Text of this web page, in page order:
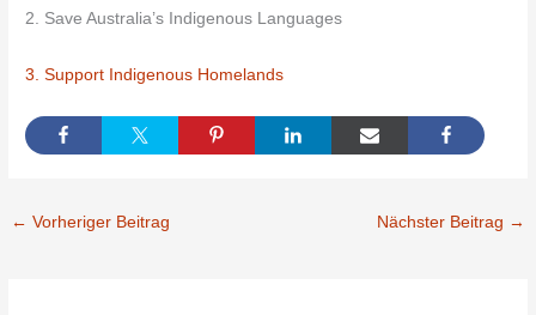
2. Save Australia’s Indigenous Languages
3. Support Indigenous Homelands
← Vorheriger Beitrag Nächster Beitrag →